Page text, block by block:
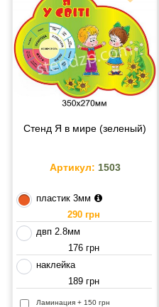
Cтенд Я в мире (зеленый)
Артикул: 1503
пластик 3мм
290 грн
двп 2.8мм
176 грн
наклейка
189 грн
Ламинация + 150 грн